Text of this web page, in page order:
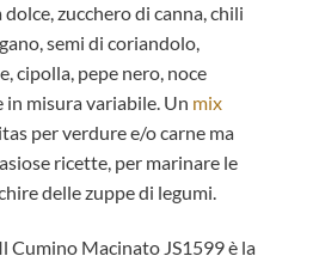
zucchero di canna, chili
semi di coriandolo,
cipolla, pepe nero, noce
in misura variabile. Un mix
per verdure e/o carne ma
ricette, per marinare le
delle zuppe di legumi.
Cumino Macinato JS1599 è la